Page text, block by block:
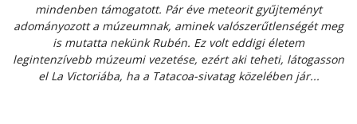
mindenben támogatott. Pár éve meteorit gyűjteményt
adományozott a múzeumnak, aminek valószerűtlenségét meg
is mutatta nekünk Rubén. Ez volt eddigi életem
legintenzívebb múzeumi vezetése, ezért aki teheti, látogasson
el La Victoriába, ha a Tatacoa-sivatag közelében jár...